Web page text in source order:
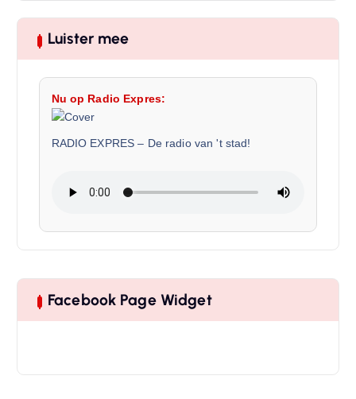
Luister mee
Nu op Radio Expres:
RADIO EXPRES – De radio van 't stad!
Facebook Page Widget